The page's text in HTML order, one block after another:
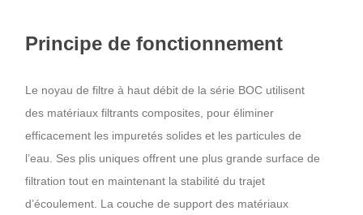
Principe de fonctionnement
Le noyau de filtre à haut débit de la série BOC utilisent
des matériaux filtrants composites, pour éliminer
efficacement les impuretés solides et les particules de
l’eau. Ses plis uniques offrent une plus grande surface de
filtration tout en maintenant la stabilité du trajet
d’écoulement. La couche de support des matériaux